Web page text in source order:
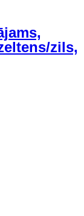
zils,